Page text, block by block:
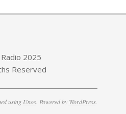
2025
Reserved
using Unos. Powered by WordPress.